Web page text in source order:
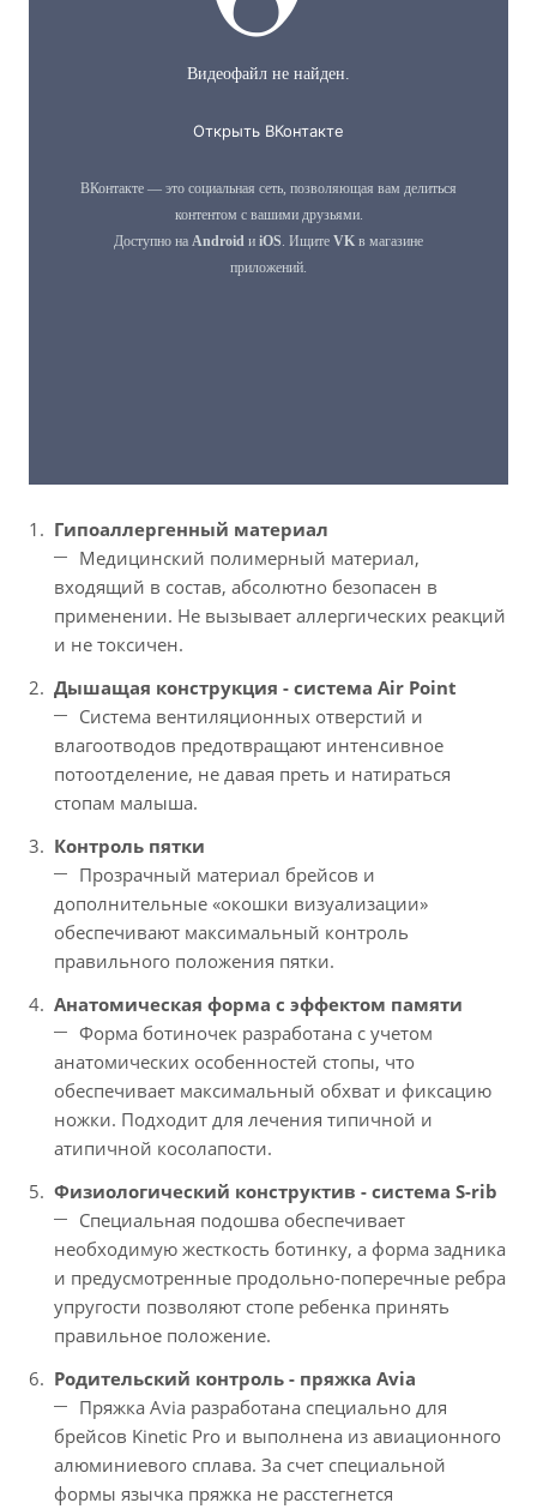
Гипоаллергенный материал
Медицинский полимерный материал,
входящий в состав, абсолютно безопасен в
применении. Не вызывает аллергических реакций
и не токсичен.
Дышащая конструкция - система Air Point
Система вентиляционных отверстий и
влагоотводов предотвращают интенсивное
потоотделение, не давая преть и натираться
стопам малыша.
Контроль пятки
Прозрачный материал брейсов и
дополнительные «окошки визуализации»
обеспечивают максимальный контроль
правильного положения пятки.
Анатомическая форма с эффектом памяти
Форма ботиночек разработана с учетом
анатомических особенностей стопы, что
обеспечивает максимальный обхват и фиксацию
ножки. Подходит для лечения типичной и
атипичной косолапости.
Физиологический конструктив - cистема S-rib
Специальная подошва обеспечивает
необходимую жесткость ботинку, а форма задника
и предусмотренные продольно-поперечные ребра
упругости позволяют стопе ребенка принять
правильное положение.
Родительский контроль - пряжка Avia
Пряжка Avia разработана специально для
брейсов Kinetic Pro и выполнена из авиационного
алюминиевого сплава. За счет специальной
формы язычка пряжка не расстегнется